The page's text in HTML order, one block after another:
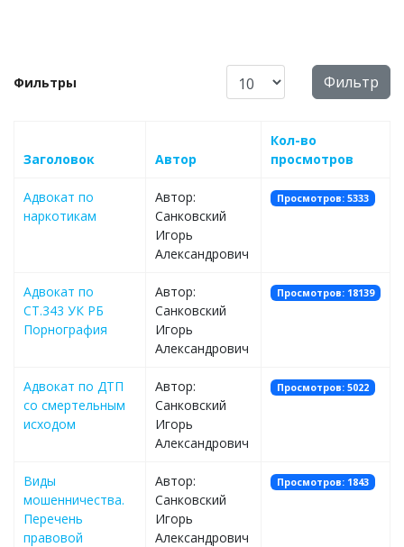
Фильтры Фильтр
Заголовок Автор
Кол-во
просмотров
Адвокат по
наркотикам
Автор:
Санковский
Игорь
Александрович
Просмотров: 5333
Адвокат по
СТ.343 УК РБ
Порнография
Автор:
Санковский
Игорь
Александрович
Просмотров: 18139
Адвокат по ДТП
со смертельным
исходом
Автор:
Санковский
Игорь
Александрович
Просмотров: 5022
Виды
мошенничества.
Перечень
правовой
Автор:
Санковский
Игорь
Александрович
Просмотров: 1843